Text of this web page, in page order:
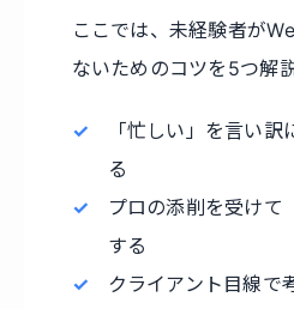
ここでは、未経験者が
ないためのコツを5つ解説
「忙しい」を言い
る
プロの添削を受けて
する
クライアント目線で